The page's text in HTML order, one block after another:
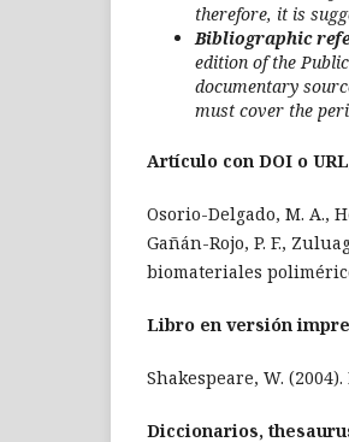
therefore, it is
Bibliographic
edition of the
documentary
must cover the
Artículo con DOI o
Osorio-Delgado, M. A.,
Gañán-Rojo, P. F.,
biomateriales
Libro en versión
Shakespeare, W.
Diccionarios,